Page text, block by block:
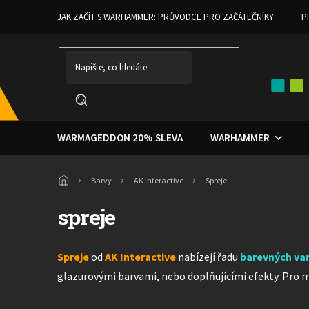
JAK ZAČÍT S WARHAMMER: PRŮVODCE PRO ZAČÁTEČNÍKY
WARMAGEDDON 20% SLEVA WARHAMMER
Barvy AK Interactive Spreje
spreje
Sprejeod AK Interactive nabízejí řadu barevných
glazurovými barvami, nebo doplňujícími efekty. Pro